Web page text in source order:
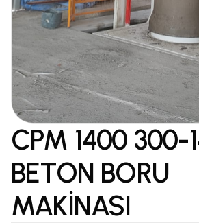
CPM 1400 300-
BETON BORU
MAKİNASI